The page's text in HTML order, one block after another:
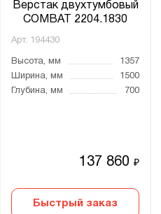
Верстак двухтумбовый
COMBAT 2204.1830
Арт. 194430
Высота, мм
1357
Ширина, мм
1500
Глубина, мм
700
137 860₽
Быстрый заказ